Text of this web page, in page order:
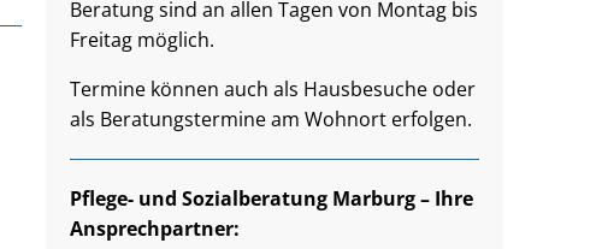
Beratung sind an allen Tagen von Montag bis
Freitag möglich.
Termine können auch als Hausbesuche oder
als Beratungstermine am Wohnort erfolgen.
Pflege- und Sozialberatung Marburg – Ihre
Ansprechpartner: